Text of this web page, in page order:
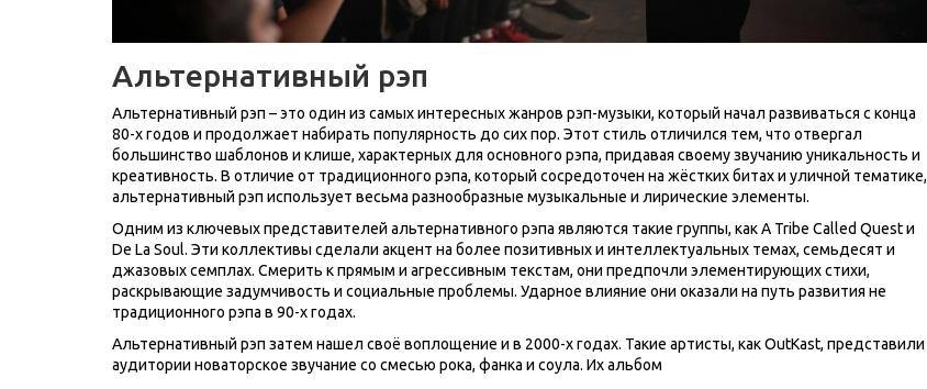
Альтернативный рэп
Альтернативный рэп – это один из самых интересных жанров рэп-музыки, который начал развиваться с конца
80-х годов и продолжает набирать популярность до сих пор. Этот стиль отличился тем, что отвергал
большинство шаблонов и клише, характерных для основного рэпа, придавая своему звучанию уникальность и
креативность. В отличие от традиционного рэпа, который сосредоточен на жёстких битах и уличной тематике,
альтернативный рэп использует весьма разнообразные музыкальные и лирические элементы.
Одним из ключевых представителей альтернативного рэпа являются такие группы, как A Tribe Called Quest и
De La Soul. Эти коллективы сделали акцент на более позитивных и интеллектуальных темах, семьдесят и
джазовых семплах. Смерить к прямым и агрессивным текстам, они предпочли элементирующих стихи,
раскрывающие задумчивость и социальные проблемы. Ударное влияние они оказали на путь развития не
традиционного рэпа в 90-х годах.
Альтернативный рэп затем нашел своё воплощение и в 2000-х годах. Такие артисты, как OutKast, представили
аудитории новаторское звучание со смесью рока, фанка и соула. Их альбом